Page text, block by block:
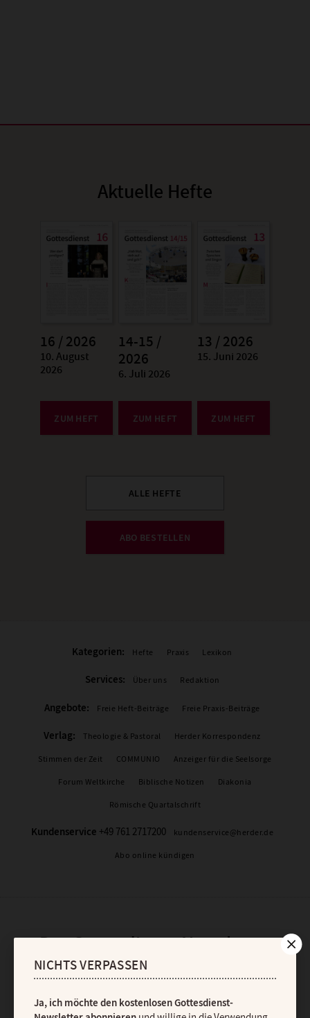
Aktuelle Hefte
16 / 2026
:
10. August
2026
ZUM HEFT
14-15 /
2026
:
6. Juli 2026
ZUM HEFT
13 / 2026
:
15. Juni 2026
ZUM HEFT
ALLE HEFTE
ABO BESTELLEN
Kategorien: Hefte Praxis Lexikon
Services: Über uns Redaktion
Angebote: Freie Heft-Beiträge Freie Praxis-Beiträge
Verlag: Theologie & Pastoral Herder Korrespondenz
Stimmen der Zeit COMMUNIO Anzeiger für die Seelsorge
Forum Weltkirche Biblische Notizen Diakonia
Römische Quartalschrift
Kundenservice +49 761 2717200 kundenservice@herder.de
Abo online kündigen
Ja, ich möchte den kostenlosen Gottesdienst-Newsletter
zum Zweck des E-Mail-Marketings durch den Verlag Herder ein.
NICHTS VERPASSEN
Ja, ich möchte den kostenlosen Gottesdienst-